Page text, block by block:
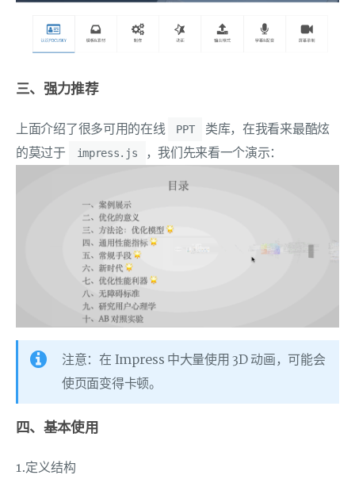
三、强力推荐
上面介绍了很多可用的在线 PPT
类库，在我看来最酷炫
的莫过于
impress.js ，我们先来看一个演示：
注意：在 Impress 中大量使用 3D 动画，可能会
使页面变得卡顿。
四、基本使用
1.定义结构